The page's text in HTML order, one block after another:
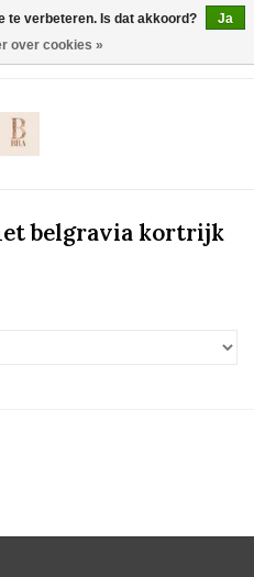
belgravia kortrijk
te verbeteren. Is dat akkoord?
Ja
over cookies »
met EU maten. .